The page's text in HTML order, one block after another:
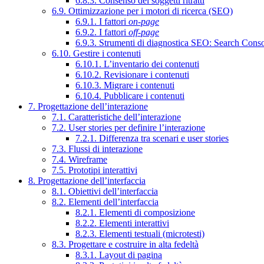
6.9. Ottimizzazione per i motori di ricerca (SEO)
6.9.1. I fattori on-page
6.9.2. I fattori off-page
6.9.3. Strumenti di diagnostica SEO: Search
6.10. Gestire i contenuti
6.10.1. L’inventario dei contenuti
6.10.2. Revisionare i contenuti
6.10.3. Migrare i contenuti
6.10.4. Pubblicare i contenuti
7. Progettazione dell’interazione
7.1. Caratteristiche dell’interazione
7.2. User stories per definire l’interazione
7.2.1. Differenza tra scenari e user stories
7.3. Flussi di interazione
7.4. Wireframe
7.5. Prototipi interattivi
8. Progettazione dell’interfaccia
8.1. Obiettivi dell’interfaccia
8.2. Elementi dell’interfaccia
8.2.1. Elementi di composizione
8.2.2. Elementi interattivi
8.2.3. Elementi testuali (microtesti)
8.3. Progettare e costruire in alta fedeltà
8.3.1. Layout di pagina